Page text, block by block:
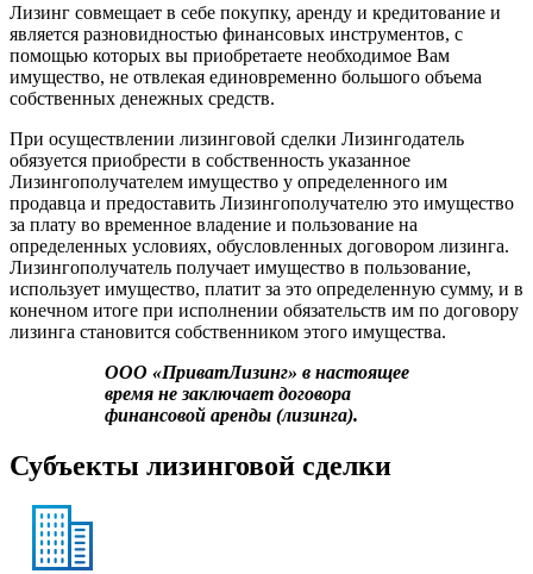
Лизинг совмещает в себе покупку, аренду и кредитование и
является разновидностью финансовых инструментов, с
помощью которых вы приобретаете необходимое Вам
имущество, не отвлекая единовременно большого объема
собственных денежных средств.
При осуществлении лизинговой сделки Лизингодатель
обязуется приобрести в собственность указанное
Лизингополучателем имущество у определенного им
продавца и предоставить Лизингополучателю это имущество
за плату во временное владение и пользование на
определенных условиях, обусловленных договором лизинга.
Лизингополучатель получает имущество в пользование,
использует имущество, платит за это определенную сумму, и в
конечном итоге при исполнении обязательств им по договору
лизинга становится собственником этого имущества.
ООО «ПриватЛизинг» в настоящее
время не заключает договора
финансовой аренды (лизинга).
Субъекты лизинговой сделки